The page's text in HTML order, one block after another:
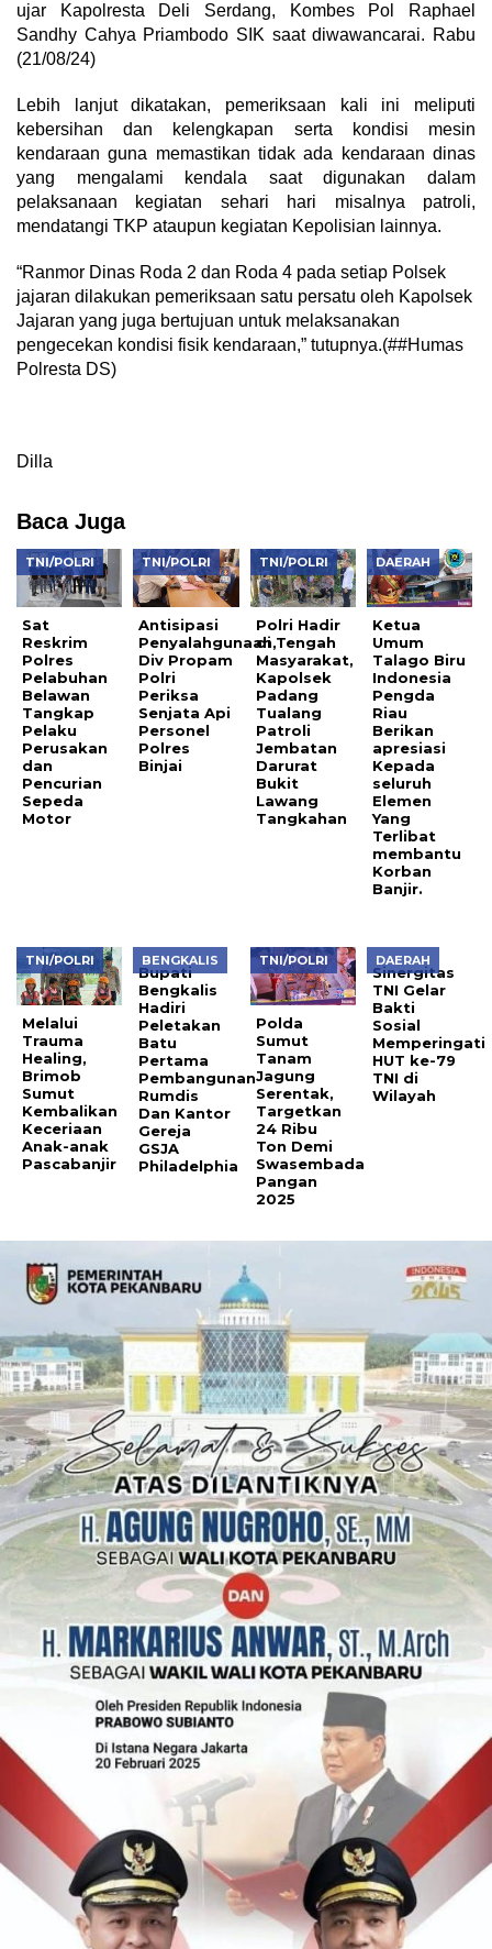
ujar Kapolresta Deli Serdang, Kombes Pol Raphael
Sandhy Cahya Priambodo SIK saat diwawancarai. Rabu
(21/08/24)
Lebih lanjut dikatakan, pemeriksaan kali ini meliputi
kebersihan dan kelengkapan serta kondisi mesin
kendaraan guna memastikan tidak ada kendaraan dinas
yang mengalami kendala saat digunakan dalam
pelaksanaan kegiatan sehari hari misalnya patroli,
mendatangi TKP ataupun kegiatan Kepolisian lainnya.
“Ranmor Dinas Roda 2 dan Roda 4 pada setiap Polsek
jajaran dilakukan pemeriksaan satu persatu oleh Kapolsek
Jajaran yang juga bertujuan untuk melaksanakan
pengecekan kondisi fisik kendaraan,” tutupnya.(##Humas
Polresta DS)
Dilla
Baca Juga
TNI/POLRI
Sat
Reskrim
Polres
Pelabuhan
Belawan
Tangkap
Pelaku
Perusakan
dan
Pencurian
Sepeda
Motor
TNI/POLRI
Antisipasi
Penyalahgunaan,
Div Propam
Polri
Periksa
Senjata Api
Personel
Polres
Binjai
TNI/POLRI
Polri Hadir
di Tengah
Masyarakat,
Kapolsek
Padang
Tualang
Patroli
Jembatan
Darurat
Bukit
Lawang
Tangkahan
DAERAH
Ketua
Umum
Talago Biru
Indonesia
Pengda
Riau
Berikan
apresiasi
Kepada
seluruh
Elemen
Yang
Terlibat
membantu
Korban
Banjir.
TNI/POLRI
Melalui
Trauma
Healing,
Brimob
Sumut
Kembalikan
Keceriaan
Anak-anak
Pascabanjir
BENGKALIS
Bupati
Bengkalis
Hadiri
Peletakan
Batu
Pertama
Pembangunan
Rumdis
Dan Kantor
Gereja
GSJA
Philadelphia
TNI/POLRI
Polda
Sumut
Tanam
Jagung
Serentak,
Targetkan
24 Ribu
Ton Demi
Swasembada
Pangan
2025
DAERAH
Sinergitas
TNI Gelar
Bakti
Sosial
Memperingati
HUT ke-79
TNI di
Wilayah